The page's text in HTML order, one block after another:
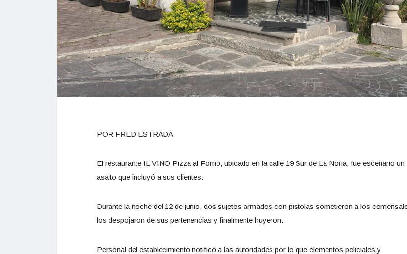
POR FRED ESTRADA
El restaurante IL VINO Pizza al Forno, ubicado en la calle 19 Sur de La Noria, fue escenario un
asalto que incluyó a sus clientes.
Durante la noche del 12 de junio, dos sujetos armados con pistolas sometieron a los
los despojaron de sus pertenencias y finalmente huyeron.
Personal del establecimiento notificó a las autoridades por lo que elementos policiales y